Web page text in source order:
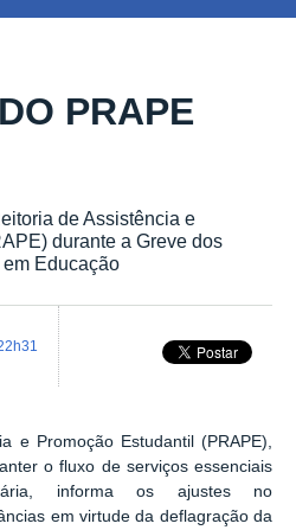
PRAPE
de Assistência e
durante a Greve dos
Educação
e Promoção Estudantil (PRAPE),
o fluxo de serviços essenciais
informa os ajustes no
em virtude da deflagração da